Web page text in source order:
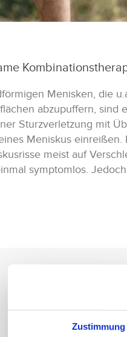
Zustimmung
Menisken, die
abzupuffern, sind
Sturzverletzung mit
Meniskus einreißen.
meist auf
symptomlos.